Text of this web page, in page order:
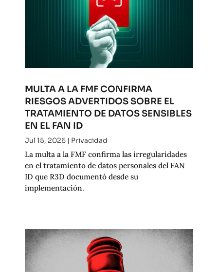
MULTA A LA FMF CONFIRMA
RIESGOS ADVERTIDOS SOBRE EL
TRATAMIENTO DE DATOS SENSIBLES
EN EL FAN ID
Jul 15, 2026| Privacidad
La multa a la FMF confirma las irregularidades
en el tratamiento de datos personales del FAN
ID que R3D documentó desde su
implementación.